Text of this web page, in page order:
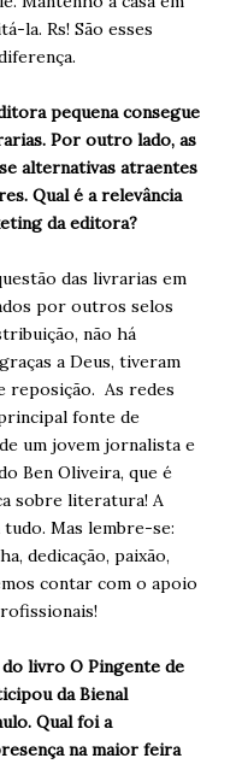
la. Rs! São esses
pequena consegue
Por outro lado, as
alternativas atraentes
Qual é a relevância
da editora?
das livrarias em
por outros selos
não há
a Deus, tiveram
reposição. As redes
fonte de
um jovem jornalista e
Ben Oliveira, que é
sobre literatura! A
Mas lembre-se:
dedicação, paixão,
contar com o apoio
livro O Pingente de
da Bienal
Qual foi a
na maior feira